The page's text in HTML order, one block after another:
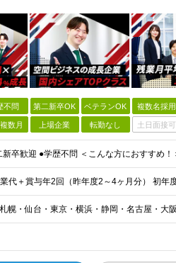
不問 第二新卒OK ベテランOK 複数名採用
数月 上場企業 転勤なし 土日面接可